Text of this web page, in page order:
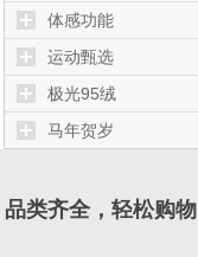
体感功能
运动甄选
极光95绒
马年贺岁
品类齐全，轻松购物